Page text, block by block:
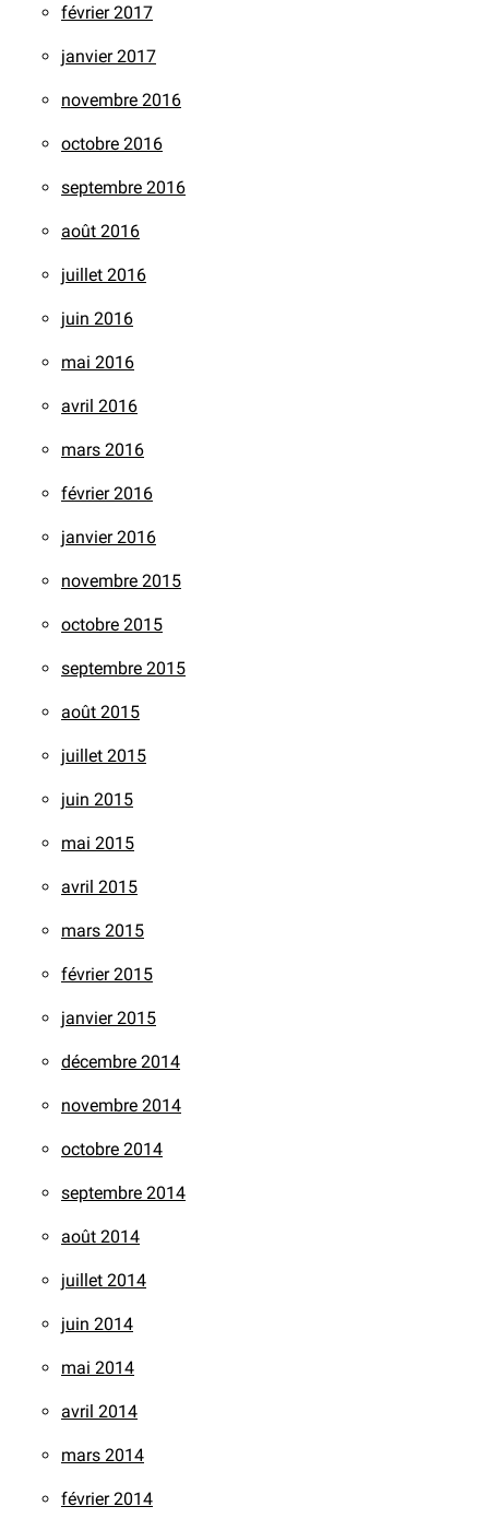
février 2017
janvier 2017
novembre 2016
octobre 2016
septembre 2016
août 2016
juillet 2016
juin 2016
mai 2016
avril 2016
mars 2016
février 2016
janvier 2016
novembre 2015
octobre 2015
septembre 2015
août 2015
juillet 2015
juin 2015
mai 2015
avril 2015
mars 2015
février 2015
janvier 2015
décembre 2014
novembre 2014
octobre 2014
septembre 2014
août 2014
juillet 2014
juin 2014
mai 2014
avril 2014
mars 2014
février 2014